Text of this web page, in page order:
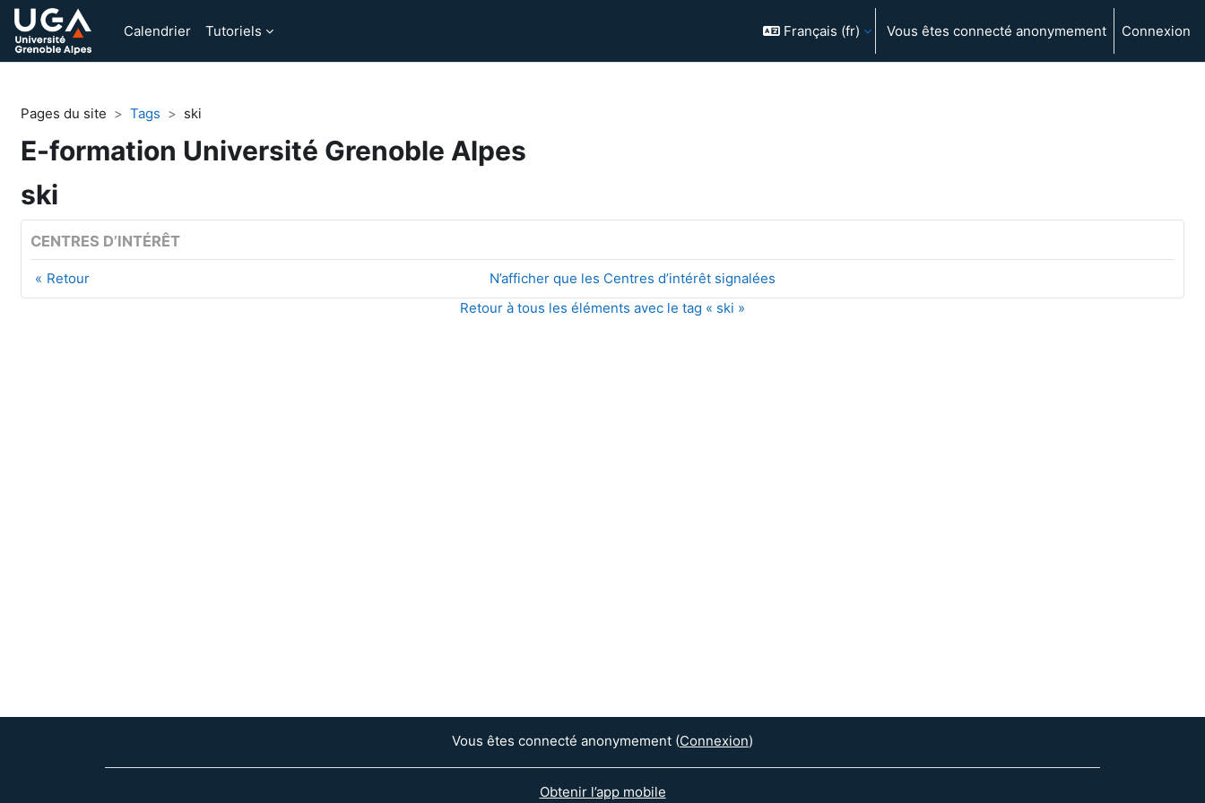
Passer au contenu principal
Calendrier
Tutoriels Français ‎(fr)‎ Vous êtes connecté anonymement Connexion
Pages du site Tags ski
E-formation Université Grenoble Alpes
ski
CENTRES D’INTÉRÊT
Retour
N’afficher que les Centres d’intérêt signalées
Retour à tous les éléments avec le tag « ski »
Vous êtes connecté anonymement (Connexion)
Obtenir l’app mobile